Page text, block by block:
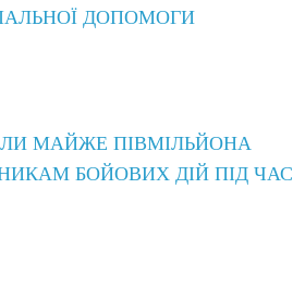
ДОПОМОГИ
МАЙЖЕ ПІВМІЛЬЙОНА
БОЙОВИХ ДІЙ ПІД ЧАС